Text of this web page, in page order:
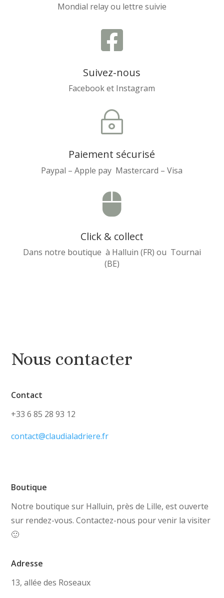
Mondial relay ou lettre suivie

Suivez-nous
Facebook et Instagram
~
Paiement sécurisé
Paypal – Apple pay Mastercard – Visa

Click & collect
Dans notre boutique à Halluin (FR) ou Tournai
(BE)
Nous contacter
Contact
+33 6 85 28 93 12
contact@claudialadriere.fr
Boutique
Notre boutique sur Halluin, près de Lille, est ouverte
sur rendez-vous. Contactez-nous pour venir la visiter
🙂
Adresse
13, allée des Roseaux